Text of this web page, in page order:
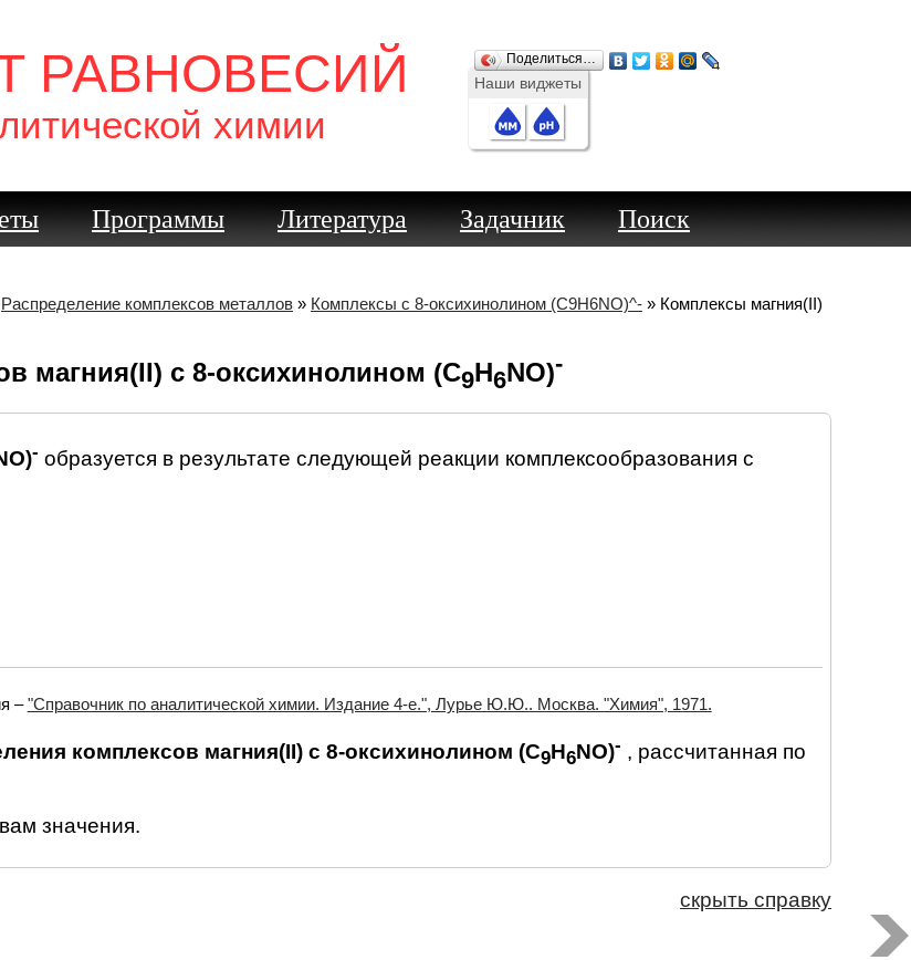
РАВНОВЕСИЙ
химии
Поделиться…
Наши виджеты
Программы Литература Задачник Поиск
Распределение комплексов металлов » Комплексы с 8-оксихинолином (C9H6NO)^- » Комплексы магния(II)
магния(II) с 8-оксихинолином (C9H6NO)-
- образуется в результате следующей реакции комплексообразования с
–"Справочник по аналитической химии. Издание 4-е.", Лурье Ю.Ю.. Москва. "Химия", 1971.
комплексов магния(II) с 8-оксихинолином (C9H6NO)- , рассчитанная по
значения.
скрыть справку